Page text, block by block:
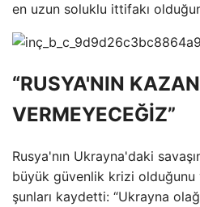
en uzun soluklu ittifakı
“RUSYA'NIN
VERMEYECEĞİZ”
Rusya'nın Ukrayna'daki
büyük güvenlik krizi
şunları kaydetti: “Ukrayna